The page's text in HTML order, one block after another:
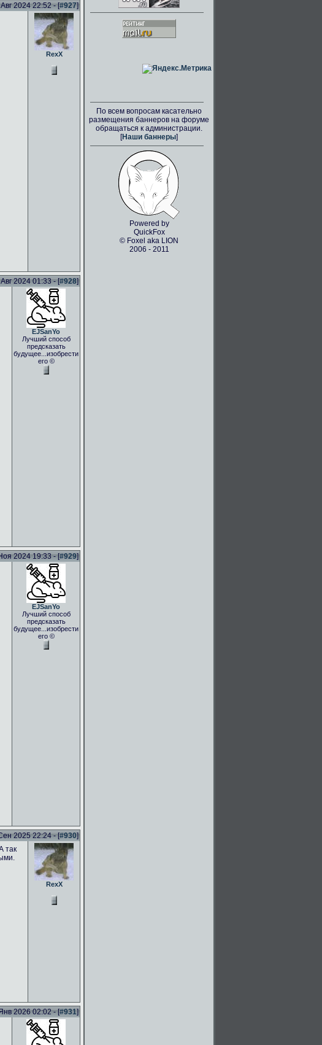
2024 22:52 - [#927]
RexX
2024 01:33 - [#928]
EJSanYo
Лучший способ
предсказать
будущее...изобрести
его ©
2024 19:33 - [#929]
EJSanYo
Лучший способ
предсказать
будущее...изобрести
его ©
2025 22:24 - [#930]
так
RexX
2026 02:02 - [#931]
По всем вопросам касательно
размещения баннеров на форуме
обращаться к администрации.
[Наши баннеры]
Powered by
QuickFox
© Foxel aka LION
2006 - 2011